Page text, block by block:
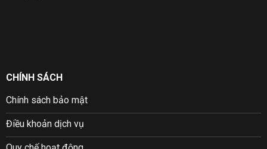
CHÍNH SÁCH
Chính sách bảo mật
Điều khoản dịch vụ